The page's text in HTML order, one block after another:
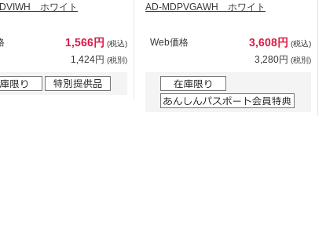
ホワイト
1,566円 (税込)
1,424円 (税別)
AD-MDPVGAWH ホワイト
Web価格 3,608円 (税込)
3,280円 (税別)